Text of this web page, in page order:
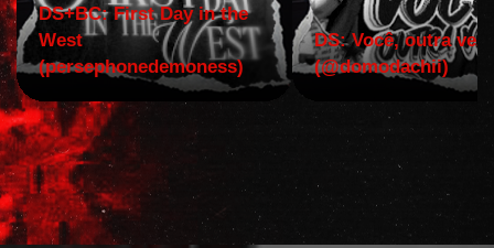
DS+BC: First Day in the
West
(persephonedemoness)
DS: Você, outra vez!
(@domodachii)